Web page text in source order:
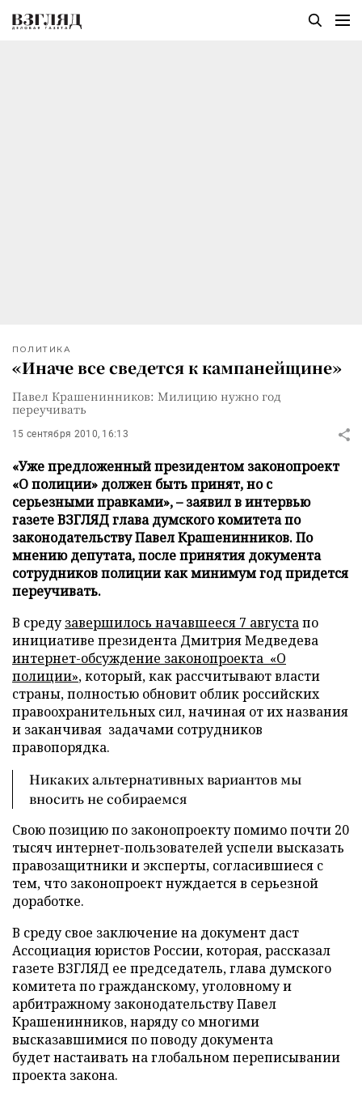
ПОЛИТИКА
«Иначе все сведется к кампанейщине»
Павел Крашенинников: Милицию нужно год
переучивать
15 сентября 2010, 16:13
«Уже предложенный президентом законопроект
«О полиции» должен быть принят, но с
серьезными правками», – заявил в интервью
газете ВЗГЛЯД глава думского комитета по
законодательству Павел Крашенинников. По
мнению депутата, после принятия документа
сотрудников полиции как минимум год придется
переучивать.
В средузавершилось начавшееся 7 августапо
инициативе президента Дмитрия Медведева
интернет-обсуждение законопроекта «О
полиции», который, как рассчитывают власти
страны, полностью обновит облик российских
правоохранительных сил, начиная от их названия
и заканчивая задачами сотрудников
правопорядка.
Никаких альтернативных вариантов мы
вносить не собираемся
Свою позицию по законопроекту помимо почти 20
тысяч интернет-пользователей успели высказать
правозащитники и эксперты, согласившиеся с
тем, что законопроект нуждается в серьезной
доработке.
В среду свое заключение на документ даст
Ассоциация юристов России, которая, рассказал
газете ВЗГЛЯД ее председатель, глава думского
комитета по гражданскому, уголовному и
арбитражному законодательству Павел
Крашенинников, наряду со многими
высказавшимися по поводу документа
будет настаивать на глобальном переписывании
проекта закона.